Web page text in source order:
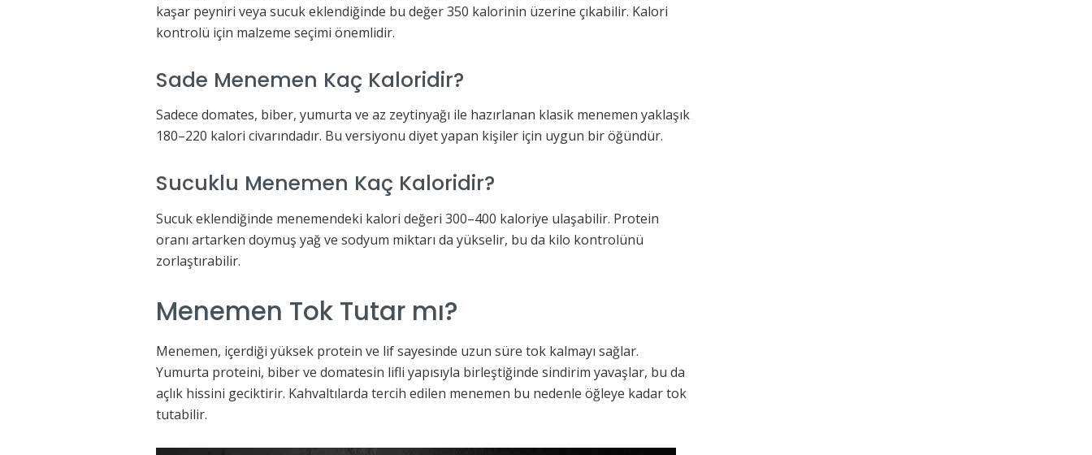
kaşar peyniri veya sucuk eklendiğinde bu değer 350 kalorinin üzerine çıkabilir. Kalori
kontrolü için malzeme seçimi önemlidir.
Sade Menemen Kaç Kaloridir?
Sadece domates, biber, yumurta ve az zeytinyağı ile hazırlanan klasik menemen yaklaşık
180–220 kalori civarındadır. Bu versiyonu diyet yapan kişiler için uygun bir öğündür.
Sucuklu Menemen Kaç Kaloridir?
Sucuk eklendiğinde menemendeki kalori değeri 300–400 kaloriye ulaşabilir. Protein
oranı artarken doymuş yağ ve sodyum miktarı da yükselir, bu da kilo kontrolünü
zorlaştırabilir.
Menemen Tok Tutar mı?
Menemen, içerdiği yüksek protein ve lif sayesinde uzun süre tok kalmayı sağlar.
Yumurta proteini, biber ve domatesin lifli yapısıyla birleştiğinde sindirim yavaşlar, bu da
açlık hissini geciktirir. Kahvaltılarda tercih edilen menemen bu nedenle öğleye kadar tok
tutabilir.